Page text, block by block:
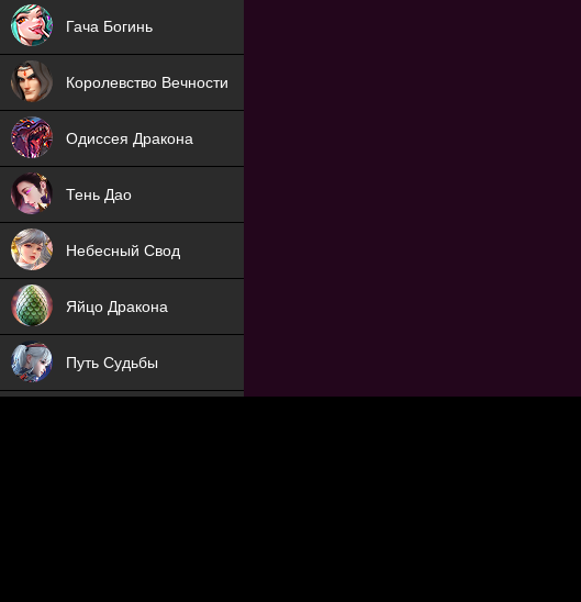
Гача Богинь
Королевство Вечности
NEW
Одиссея Дракона
NEW
Тень Дао
NEW
Небесный Свод
NEW
Яйцо Дракона
NEW
Путь Судьбы
NEW
ХИТ